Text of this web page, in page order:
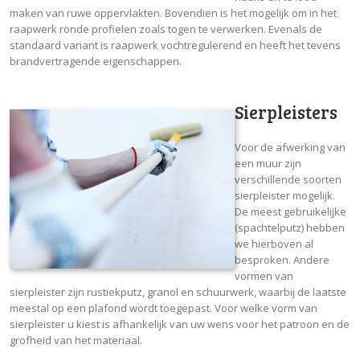
maken van ruwe oppervlakten. Bovendien is het mogelijk om in het
raapwerk ronde profielen zoals togen te verwerken. Evenals de
standaard variant is raapwerk vochtregulerend en heeft het tevens
brandvertragende eigenschappen.
Sierpleisters
Voor de afwerking van
een muur zijn
verschillende soorten
sierpleister mogelijk.
De meest gebruikelijke
(spachtelputz) hebben
we hierboven al
besproken. Andere
vormen van
sierpleister zijn rustiekputz, granol en schuurwerk, waarbij de laatste
meestal op een plafond wordt toegepast. Voor welke vorm van
sierpleister u kiest is afhankelijk van uw wens voor het patroon en de
grofheid van het materiaal.